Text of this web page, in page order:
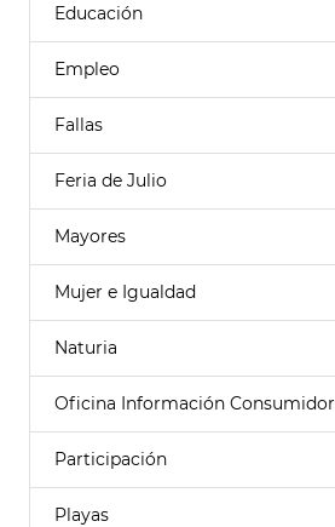
Educación
Empleo
Fallas
Feria de Julio
Mayores
Mujer e Igualdad
Naturia
Oficina Información Consumidor
Participación
Playas